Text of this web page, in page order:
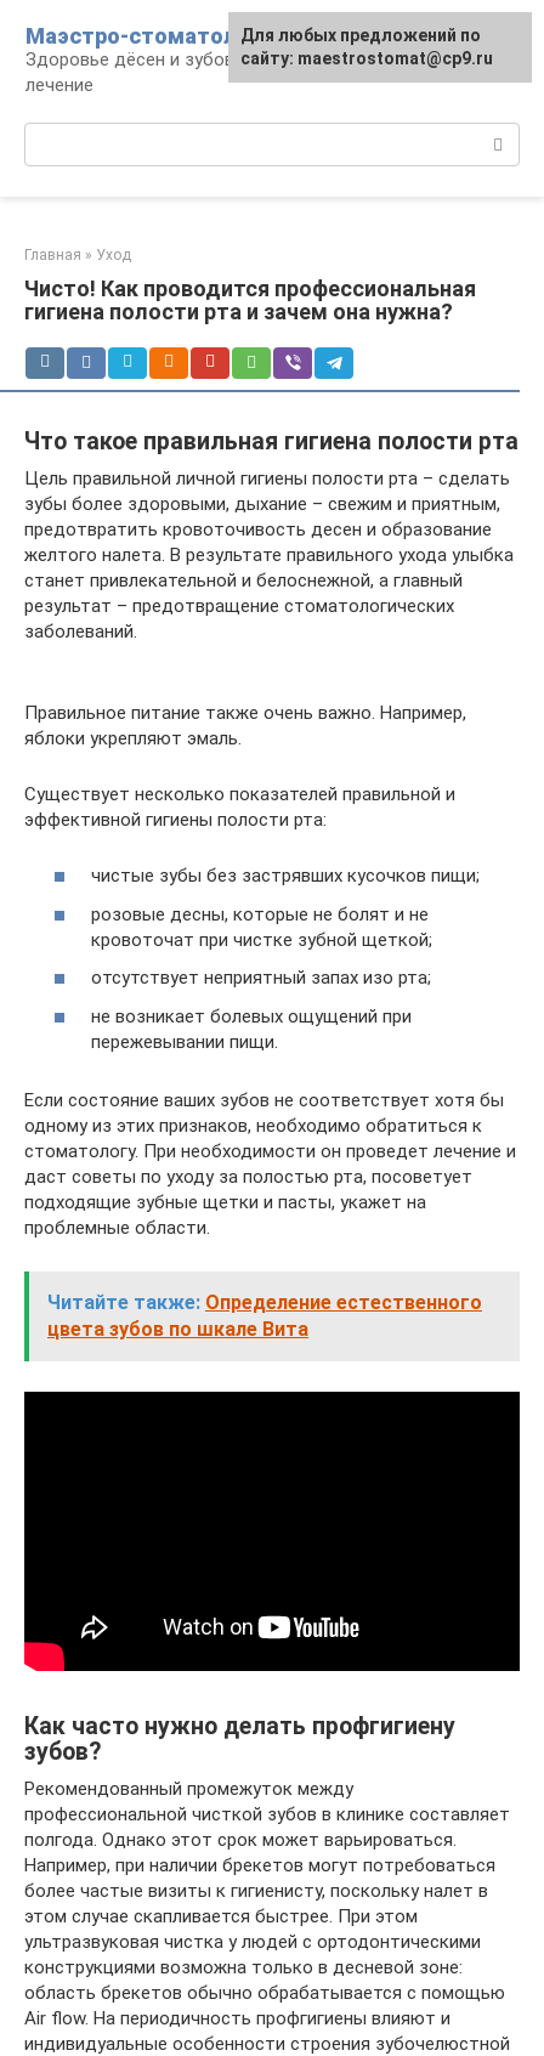
контенту
Маэстро-стоматолог
Здоровье дёсен и зубов, диагностика и
лечение
Главная » Уход
Чисто! Как проводится профессиональная
гигиена полости рта и зачем она нужна?
Что такое правильная гигиена полости рта
Цель правильной личной гигиены полости рта – сделать
зубы более здоровыми, дыхание – свежим и приятным,
предотвратить кровоточивость десен и образование
желтого налета. В результате правильного ухода улыбка
станет привлекательной и белоснежной, а главный
результат – предотвращение стоматологических
заболеваний.
Правильное питание также очень важно. Например,
яблоки укрепляют эмаль.
Существует несколько показателей правильной и
эффективной гигиены полости рта:
чистые зубы без застрявших кусочков пищи;
розовые десны, которые не болят и не
кровоточат при чистке зубной щеткой;
отсутствует неприятный запах изо рта;
не возникает болевых ощущений при
пережевывании пищи.
Если состояние ваших зубов не соответствует хотя бы
одному из этих признаков, необходимо обратиться к
стоматологу. При необходимости он проведет лечение и
даст советы по уходу за полостью рта, посоветует
подходящие зубные щетки и пасты, укажет на
проблемные области.
Читайте также: Определение естественного
цвета зубов по шкале Вита
Как часто нужно делать профгигиену
зубов?
Рекомендованный промежуток между
профессиональной чисткой зубов в клинике составляет
полгода. Однако этот срок может варьироваться.
Например, при наличии брекетов могут потребоваться
более частые визиты к гигиенисту, поскольку налет в
этом случае скапливается быстрее. При этом
ультразвуковая чистка у людей с ортодонтическими
конструкциями возможна только в десневой зоне:
область брекетов обычно обрабатывается с помощью
Air flow. На периодичность профгигиены влияют и
индивидуальные особенности строения зубочелюстной
Для любых предложений по
сайту: maestrostomat@cp9.ru